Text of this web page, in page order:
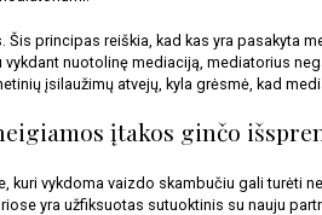
principas reiškia, kad kas yra pasakyta
nuotolinę mediaciją, mediatorius
įsilaužimų atvejų, kyla grėsmė, kad
įtakos ginčo
vykdoma vaizdo skambučiu gali turėti
yra užfiksuotas sutuoktinis su nauju